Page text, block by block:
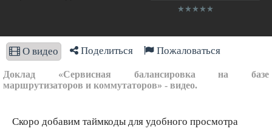
О видео Поделиться Пожаловаться
Доклад «Сервисная балансировка на базе
маршрутизаторов и коммутаторов» - видео.
Скоро добавим таймкоды для удобного просмотра